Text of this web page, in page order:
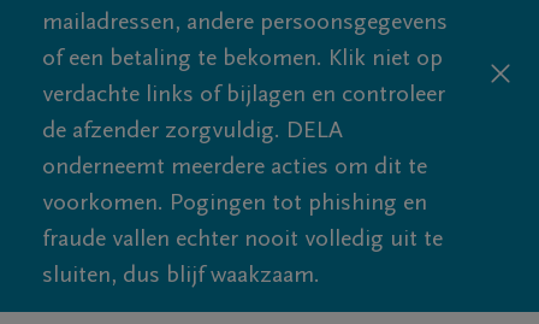
mailadressen, andere persoonsgegevens
of een betaling te bekomen. Klik niet op
verdachte links of bijlagen en controleer
de afzender zorgvuldig. DELA
onderneemt meerdere acties om dit te
voorkomen. Pogingen tot phishing en
fraude vallen echter nooit volledig uit te
sluiten, dus blijf waakzaam.